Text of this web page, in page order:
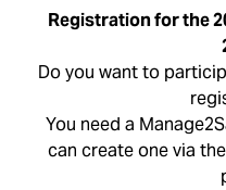
Registration for the
Do you want to
You need a
can create one via